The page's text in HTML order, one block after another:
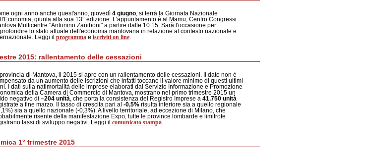
ogni anno anche quest'anno, giovedì 4 giugno, si terrà la Giornata Nazionale
giunta alla sua 13° edizione. L'appuntamento è al Mamu, Centro Congressi
Multicentre "Antonino Zaniboni" a partire dalle 10.15. Sarà l'occasione per
lo stato attuale dell'economia mantovana in relazione al contesto nazionale e
Leggi il programmae iscriviti on line.
2015: rallentamento delle cessazioni
provincia di Mantova, il 2015 si apre con un rallentamento delle cessazioni. Il dato non è
da un aumento delle iscrizioni che infatti toccano il valore minimo di questi ultimi
I dati sulla natimortalità delle imprese elaborati dal Servizio Informazione e Promozione
della Camera di Commercio di Mantova, mostrano nel primo trimestre 2015 un
negativo di –204 unità , che porta la consistenza del Registro Imprese a 41.750 unità
a fine marzo. Il tasso di crescita pari al -0,5%risulta inferiore sia a quello regionale
sia a quello nazionale (-0,3%). A livello territoriale, ad eccezione di Milano, che
risente della manifestazione Expo, tutte le province lombarde e limitrofe
tassi di sviluppo negativi. Leggi il comunicato stampa.
1° trimestre 2015